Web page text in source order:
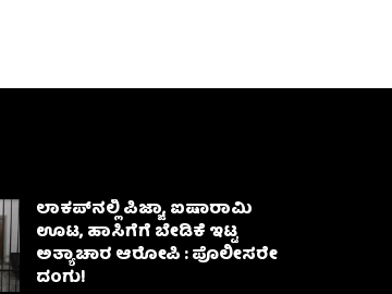
ಲಾಕಪ್‌ನಲ್ಲಿ ಪಿಜ್ಜಾ, ಐಷಾರಾಮಿ
ಊಟ, ಹಾಸಿಗೆಗೆ ಬೇಡಿಕೆ ಇಟ್ಟ
ಅತ್ಯಾಚಾರ ಆರೋಪಿ : ಪೊಲೀಸರೇ
ದಂಗು!